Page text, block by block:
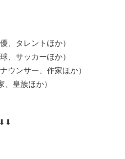
、タレントほか）
球、サッカーほか）
ナウンサー、作家ほか）
、皇族ほか）